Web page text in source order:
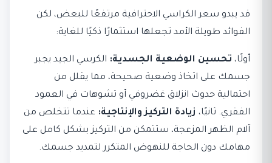
قد يبدو سعر الكراسي الاحترافية مرتفعًا للبعض، لكن
الفوائد طويلة الأمد تجعلها استثمارًا ذكيًا للغاية:
أولًا، تحسين الوضعية الجسدية: الكرسي الجيد يجبر
جسمك على اتخاذ وضعية صحيحة، مما يقلل من
احتمالية حدوث انزلاق غضروفي أو تشوهات في العمود
الفقري. ثانيًا، زيادة التركيز والإنتاجية: عندما تتخلص من
آلام الظهر المزعجة، ستتمكن من التركيز بشكل كامل على
مهامك دون الحاجة للنهوض المتكرر لتمديد جسمك.